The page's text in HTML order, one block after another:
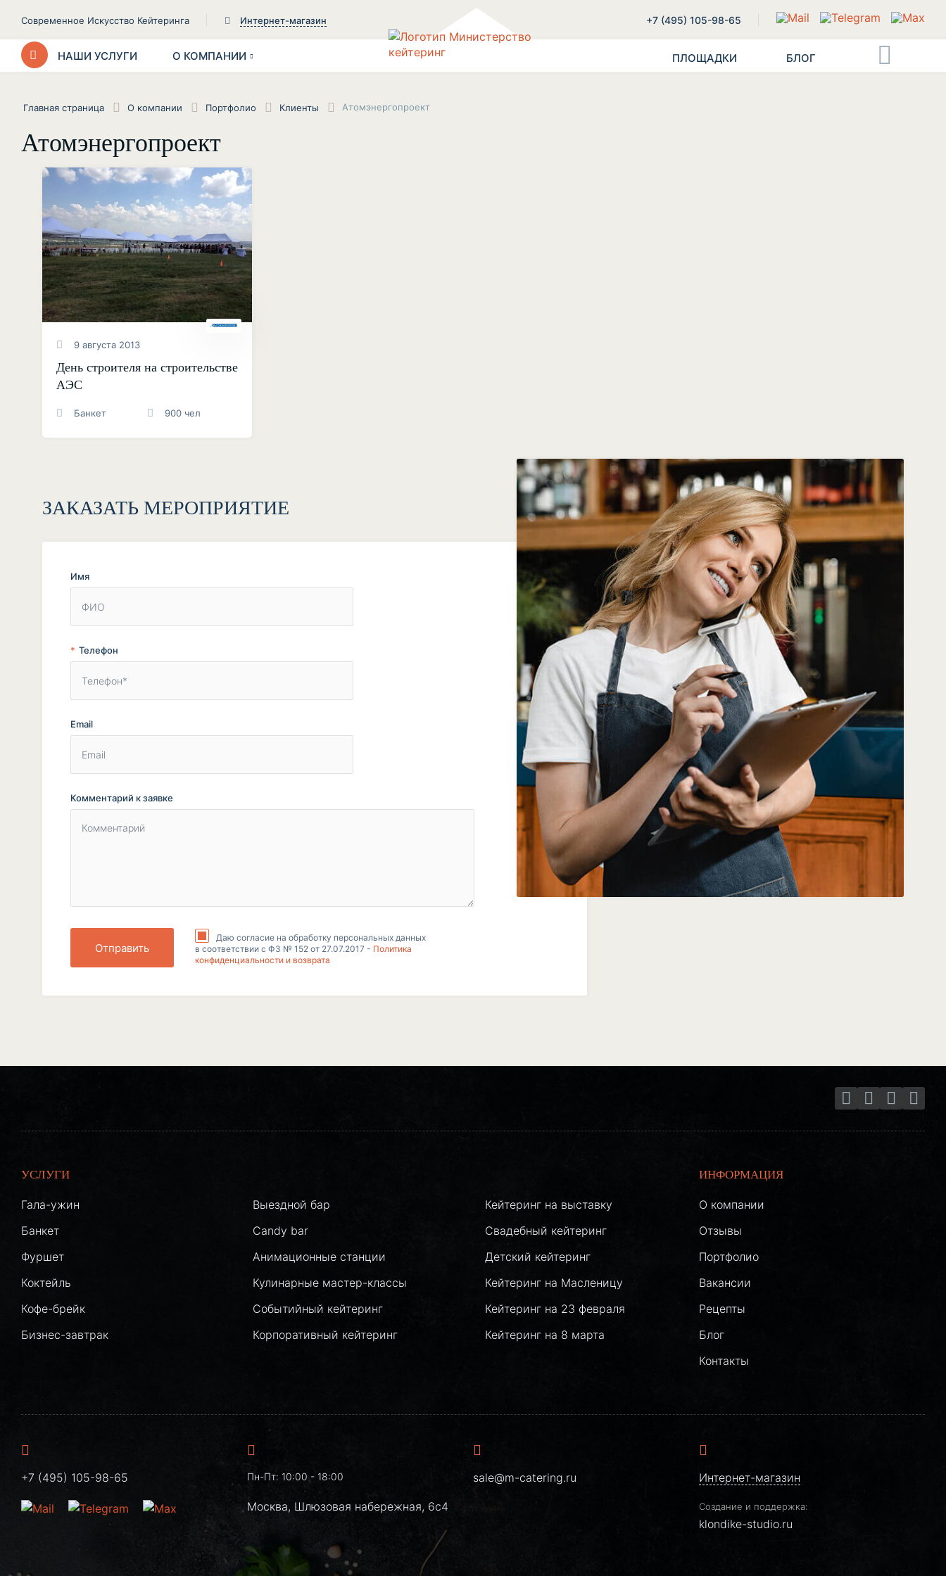
Современное Искусство Кейтеринга Интернет-магазин +7 (495) 105-98-65
НАШИ УСЛУГИ О КОМПАНИИ ПЛОЩАДКИ БЛОГ
Главная страница О компании Портфолио Клиенты Атомэнергопроект
Атомэнергопроект
9 августа 2013
День строителя на строительстве
АЭС
Банкет 900 чел
ЗАКАЗАТЬ МЕРОПРИЯТИЕ
Имя
Телефон
Email
Комментарий к заявке
Отправить
Даю согласие на обработку персональных данных
в соответствии с ФЗ № 152 от 27.07.2017 - Политика
конфиденциальности и возврата
УСЛУГИ
Гала-ужин
Банкет
Фуршет
Коктейль
Кофе-брейк
Бизнес-завтрак
Выездной бар
Candy bar
Анимационные станции
Кулинарные мастер-классы
Событийный кейтеринг
Корпоративный кейтеринг
Кейтеринг на выставку
Свадебный кейтеринг
Детский кейтеринг
Кейтеринг на Масленицу
Кейтеринг на 23 февраля
Кейтеринг на 8 марта
ИНФОРМАЦИЯ
О компании
Отзывы
Портфолио
Вакансии
Рецепты
Блог
Контакты
+7 (495) 105-98-65 Пн-Пт: 10:00 - 18:00
Москва, Шлюзовая набережная, 6с4
sale@m-catering.ru Интернет-магазин
Создание и поддержка:
klondike-studio.ru